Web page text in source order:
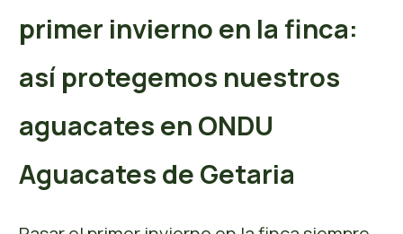
primer invierno en la finca:
así protegemos nuestros
aguacates en ONDU
Aguacates de Getaria